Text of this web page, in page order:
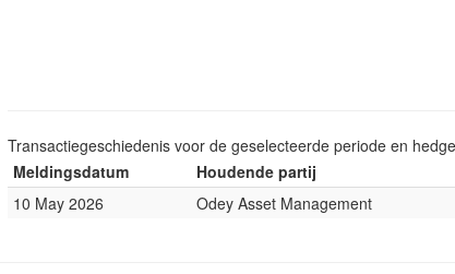
Transactiegeschiedenis voor de geselecteerde periode en
Meldingsdatum
Houdende partij
10 May 2026
Odey Asset Management